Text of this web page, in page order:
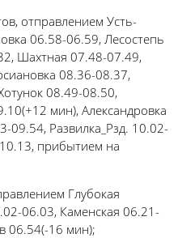
отправлением Усть-
06.58-06.59, Лесостепь
Шахтная 07.48-07.49,
08.36-08.37,
08.49-08.50,
мин), Александровка
09.54, Развилка_Рзд. 10.02-
прибытием на
Глубокая
06.03, Каменская 06.21-
06.54(-16 мин);